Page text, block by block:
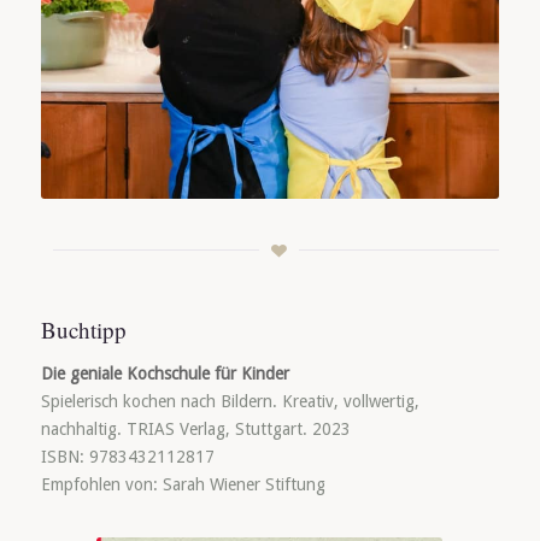
Buchtipp
Die geniale Kochschule für Kinder
Spielerisch kochen nach Bildern. Kreativ, vollwertig,
nachhaltig. TRIAS Verlag, Stuttgart. 2023
ISBN: 9783432112817
Empfohlen von: Sarah Wiener Stiftung